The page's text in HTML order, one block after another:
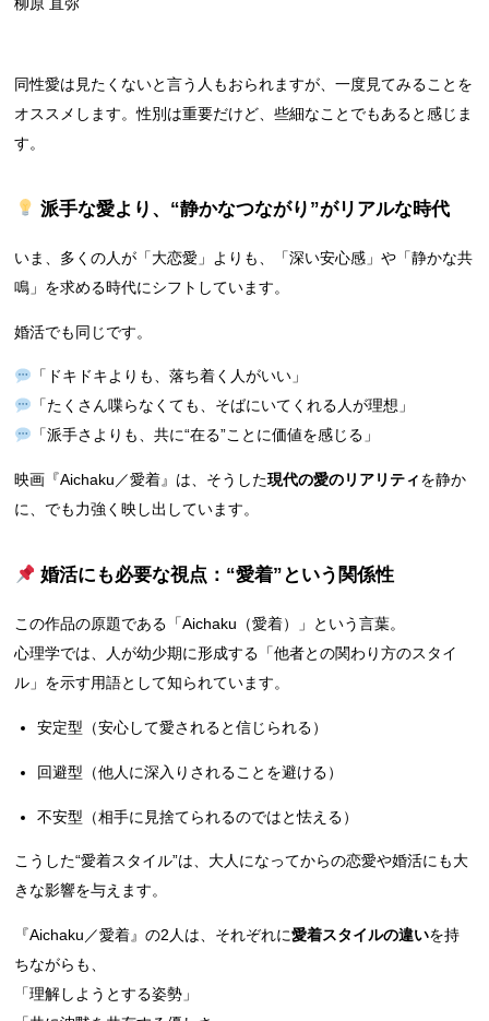
柳原 直弥
同性愛は見たくないと言う人もおられますが、一度見てみることを
オススメします。性別は重要だけど、些細なことでもあると感じま
す。
派手な愛より、“静かなつながり”がリアルな時代
いま、多くの人が「大恋愛」よりも、「深い安心感」や「静かな共
鳴」を求める時代にシフトしています。
婚活でも同じです。
「ドキドキよりも、落ち着く人がいい」
「たくさん喋らなくても、そばにいてくれる人が理想」
「派手さよりも、共に“在る”ことに価値を感じる」
映画『Aichaku／愛着』は、そうした現代の愛のリアリティ を静か
に、でも力強く映し出しています。
婚活にも必要な視点：“愛着”という関係性
この作品の原題である「Aichaku（愛着）」という言葉。
心理学では、人が幼少期に形成する「他者との関わり方のスタイ
ル」を示す用語として知られています。
安定型（安心して愛されると信じられる）
回避型（他人に深入りされることを避ける）
不安型（相手に見捨てられるのではと怯える）
こうした“愛着スタイル”は、大人になってからの恋愛や婚活にも大
きな影響を与えます。
『Aichaku／愛着』の2人は、それぞれに愛着スタイルの違いを持
ちながらも、
「理解しようとする姿勢」